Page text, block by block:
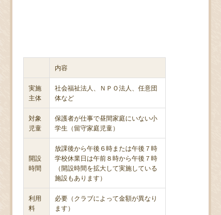
内容
実施
主体
社会福祉法人、ＮＰＯ法人、任意団
体など
対象
児童
保護者が仕事で昼間家庭にいない小
学生（留守家庭児童）
開設
時間
放課後から午後６時または午後７時
学校休業日は午前８時から午後７時
（開設時間を拡大して実施している
施設もあります）
利用
料
必要（クラブによって金額が異なり
ます）